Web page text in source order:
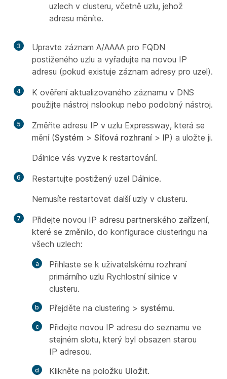
uzlech v clusteru, včetně uzlu, jehož
adresu měníte.
3
Upravte záznam A/AAAA pro FQDN
postiženého uzlu a vyřadujte na novou IP
adresu (pokud existuje záznam adresy pro uzel).
4
K ověření aktualizovaného záznamu v DNS
použijte nástroj nslookup nebo podobný nástroj.
5
Změňte adresu IP v uzlu Expressway, která se
mění (Systém > Síťová rozhraní > IP) a uložte ji.
Dálnice vás vyzve k restartování.
6
Restartujte postižený uzel Dálnice.
Nemusíte restartovat další uzly v clusteru.
7
Přidejte novou IP adresu partnerského zařízení,
které se změnilo, do konfigurace clusteringu na
všech uzlech:
Přihlaste se k uživatelskému rozhraní
primárního uzlu Rychlostní silnice v
clusteru.
Přejděte na clustering > systému.
Přidejte novou IP adresu do seznamu ve
stejném slotu, který byl obsazen starou
IP adresou.
Klikněte na položku Uložit.